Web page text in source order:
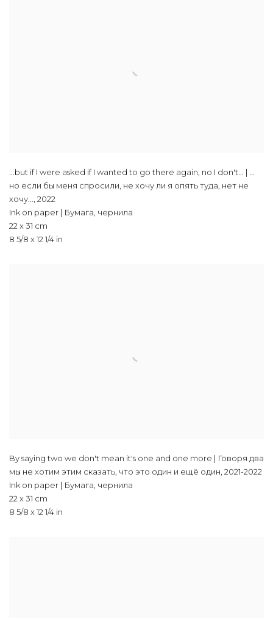
...but if I were asked if I wanted to go there again, no I don't... | ...
но если бы меня спросили, не хочу ли я опять туда, нет не
хочу..., 2022
Ink on paper | Бумага, чернила
22 x 31 cm
8 5/8 x 12 1/4 in
By saying two we don't mean it's one and one more | Говоря два
мы не хотим этим сказать, что это один и ещё один, 2021-2022
Ink on paper | Бумага, чернила
22 x 31 cm
8 5/8 x 12 1/4 in